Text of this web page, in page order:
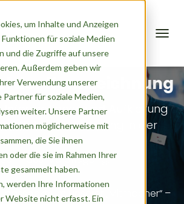
um Inhalte und Anzeigen
für soziale Medien
und die Zugriffe auf unsere
Außerdem geben wir
Verwendung unserer
für soziale Medien,
weiter. Unsere Partner
möglicherweise mit
die Sie ihnen
oder die sie im Rahmen Ihrer
gesammelt haben.
werden Ihre Informationen
Website nicht erfasst. Ein
der Kennzeichnung
Informationen und Aufklärung
Kennzeichnung in der
Haus-Verpflegung.
unserer „Mitmacher“ –